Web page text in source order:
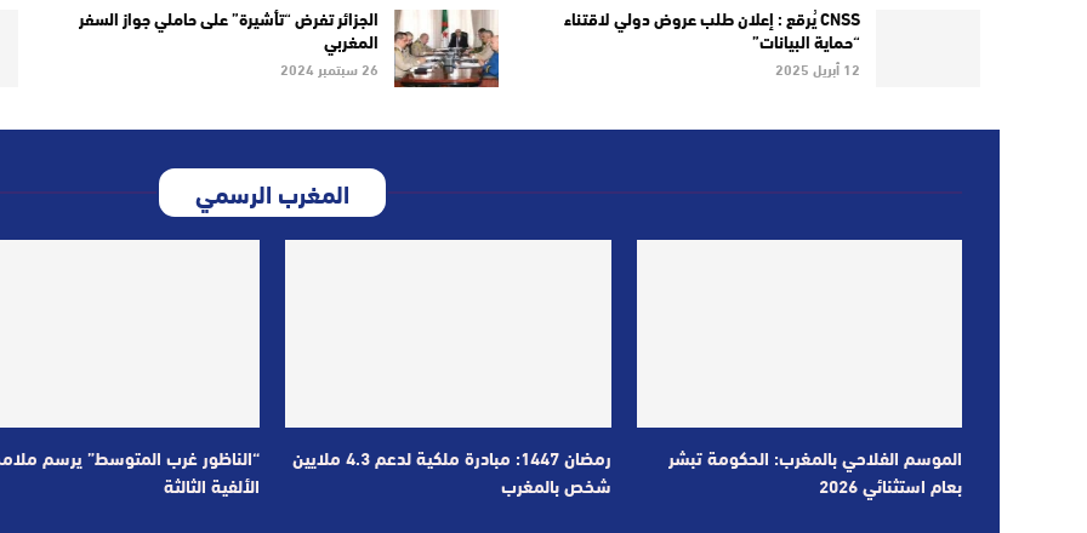
CNSS يُرقع : إعلان طلب عروض دولي لاقتناء
“حماية البيانات”
12 أبريل 2025
الجزائر تفرض “تأشيرة” على حاملي جواز السفر
المغربي
26 سبتمبر 2024
المغرب الرسمي
الموسم الفلاحي بالمغرب: الحكومة تبشر
بعام استثنائي 2026
رمضان 1447: مبادرة ملكية لدعم 4.3 ملايين
شخص بالمغرب
“الناظور غرب المتوسط” يرسم
الألفية الثالثة